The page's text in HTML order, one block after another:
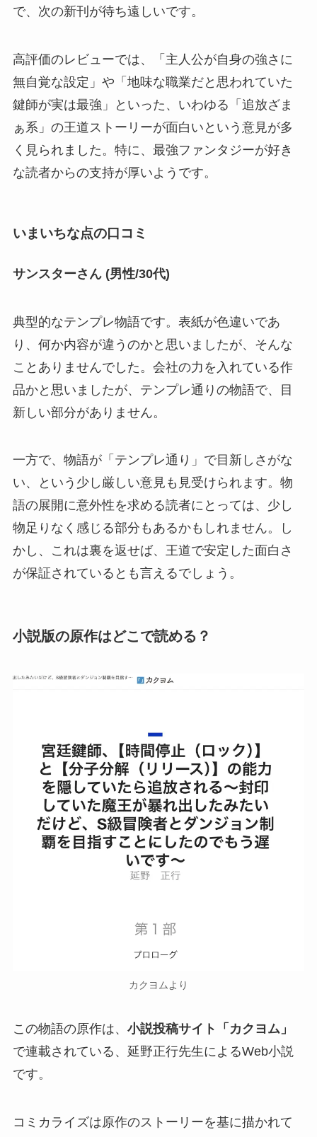
で、次の新刊が待ち遠しいです。
高評価のレビューでは、「主人公が自身の強さに
無自覚な設定」や「地味な職業だと思われていた
鍵師が実は最強」といった、いわゆる「追放ざま
ぁ系」の王道ストーリーが面白いという意見が多
く見られました。特に、最強ファンタジーが好き
な読者からの支持が厚いようです。
いまいちな点の口コミ
サンスターさん (男性/30代)
典型的なテンプレ物語です。表紙が色違いであ
り、何か内容が違うのかと思いましたが、そんな
ことありませんでした。会社の力を入れている作
品かと思いましたが、テンプレ通りの物語で、目
新しい部分がありません。
一方で、物語が「テンプレ通り」で目新しさがな
い、という少し厳しい意見も見受けられます。物
語の展開に意外性を求める読者にとっては、少し
物足りなく感じる部分もあるかもしれません。し
かし、これは裏を返せば、王道で安定した面白さ
が保証されているとも言えるでしょう。
小説版の原作はどこで読める？
カクヨムより
この物語の原作は、 小説投稿サイト「カクヨム」
で連載されている、延野正行先生によるWeb小説
です。
コミカライズは原作のストーリーを基に描かれて